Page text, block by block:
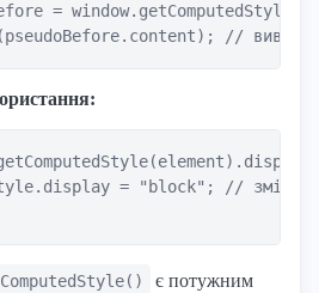
=
= "block"; //
є потужним